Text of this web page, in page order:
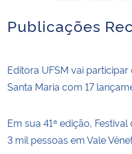
Publicações
Editora UFSM vai
Santa Maria com 17
Em sua 41ª edição,
3 mil pessoas em Vale